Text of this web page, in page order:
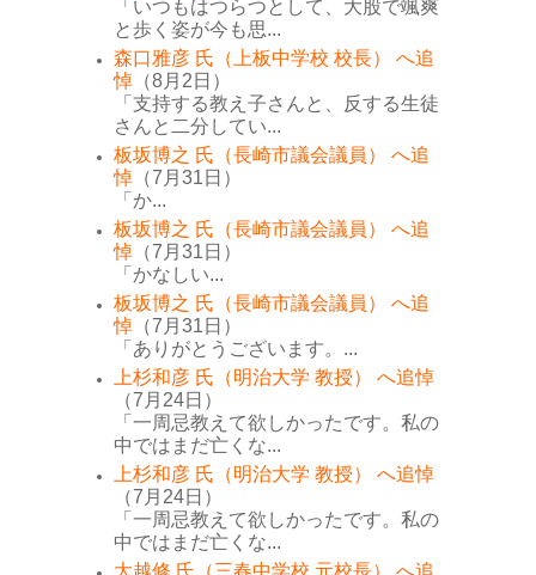
「いつもはつらつとして、大股で颯爽
と歩く姿が今も思...
森口雅彦 氏（上板中学校 校長） へ追
悼 （8月2日）
「支持する教え子さんと、反する生徒
さんと二分してい...
板坂博之 氏（長崎市議会議員） へ追
悼 （7月31日）
「か...
板坂博之 氏（長崎市議会議員） へ追
悼 （7月31日）
「かなしい...
板坂博之 氏（長崎市議会議員） へ追
悼 （7月31日）
「ありがとうございます。...
上杉和彦 氏（明治大学 教授） へ追悼
（7月24日）
「一周忌教えて欲しかったです。私の
中ではまだ亡くな...
上杉和彦 氏（明治大学 教授） へ追悼
（7月24日）
「一周忌教えて欲しかったです。私の
中ではまだ亡くな...